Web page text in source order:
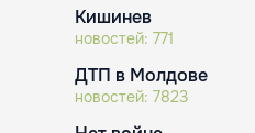
Кишинев
новостей: 771
ДТП в Молдове
новостей: 7823